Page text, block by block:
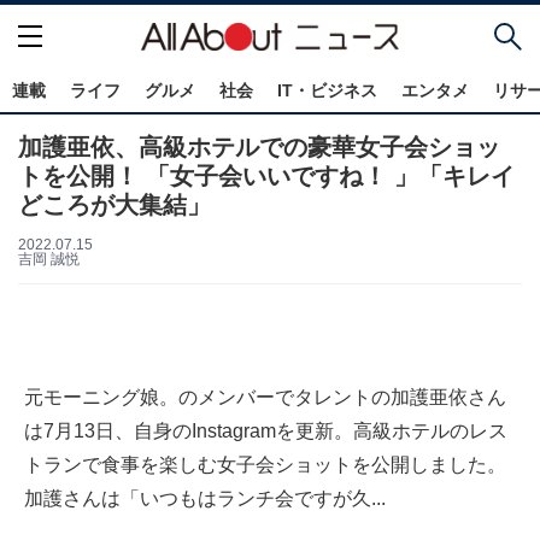
連載 ライフ グルメ 社会 IT・ビジネス エンタメ リサ
加護亜依、高級ホテルでの豪華女子会ショッ
トを公開！ 「女子会いいですね！ 」「キレイ
どころが大集結」
2022.07.15
吉岡 誠悦
元モーニング娘。のメンバーでタレントの加護亜依さん
は7月13日、自身のInstagramを更新。高級ホテルのレス
トランで食事を楽しむ女子会ショットを公開しました。
加護さんは「いつもはランチ会ですが久...